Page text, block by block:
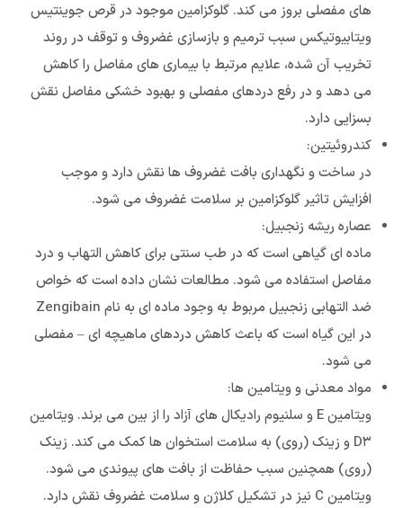
های مفصلی بروز می کند. گلوکزامین موجود در قرص جوینتیس
ویتابیوتیکس سبب ترمیم و بازسازی غضروف و توقف در روند
تخریب آن شده، علایم مرتبط با بیماری های مفاصل را کاهش
می دهد و در رفع دردهای مفصلی و بهبود خشکی مفاصل نقش
بسزایی دارد.
کندروئیتین:
در ساخت و نگهداری بافت غضروف ها نقش دارد و موجب
افزایش تاثیر گلوکزامین بر سلامت غضروف می شود.
عصاره ریشه زنجبیل:
ماده ای گیاهی است که در طب سنتی برای کاهش التهاب و درد
مفاصل استفاده می شود. مطالعات نشان داده است که خواص
ضد التهابی زنجبیل مربوط به وجود ماده ای به نام Zengibain
در این گیاه است که باعث کاهش دردهای ماهیچه ای – مفصلی
می شود.
مواد معدنی و ویتامین ها:
ویتامین E و سلنیوم رادیکال های آزاد را از بین می برند. ویتامین
D۳ و زینک (روی) به سلامت استخوان ها کمک می کند. زینک
(روی) همچنین سبب حفاظت از بافت های پیوندی می شود.
ویتامین C نیز در تشکیل کلاژن و سلامت غضروف نقش دارد.